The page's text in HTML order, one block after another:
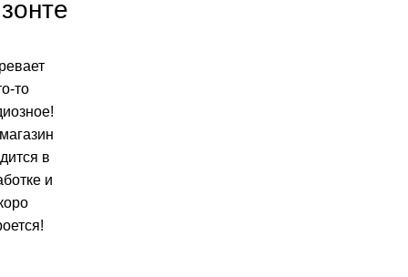
то
в
и